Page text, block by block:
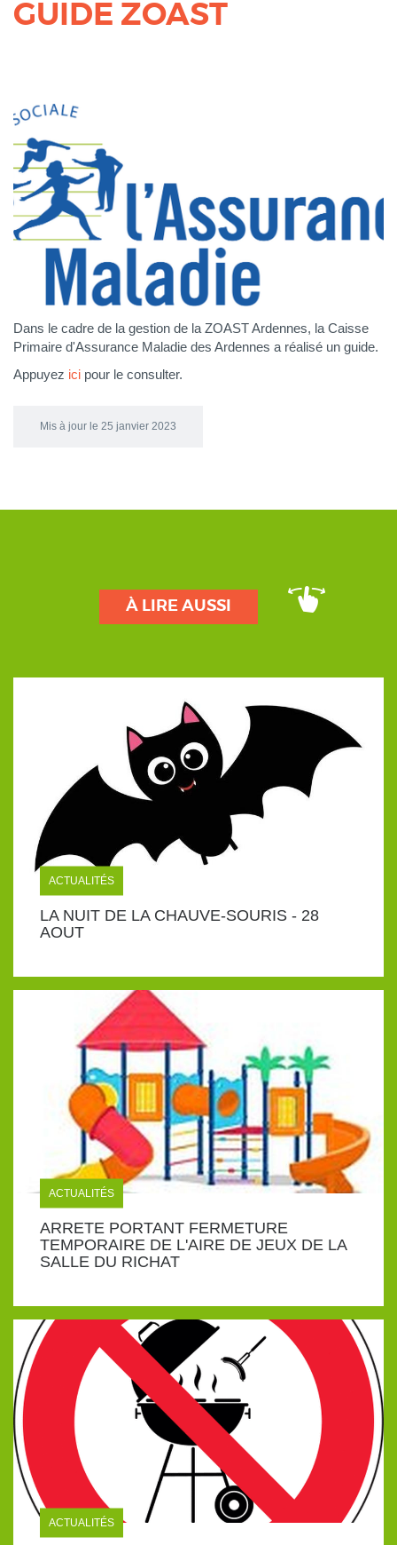
GUIDE ZOAST
Dans le cadre de la gestion de la ZOAST Ardennes, la Caisse
Primaire d'Assurance Maladie des Ardennes a réalisé un guide.
Appuyez ici pour le consulter.
Mis à jour le 25 janvier 2023
À LIRE AUSSI
ACTUALITÉS
LA NUIT DE LA CHAUVE-SOURIS - 28
AOUT
ACTUALITÉS
ARRETE PORTANT FERMETURE
TEMPORAIRE DE L'AIRE DE JEUX DE LA
SALLE DU RICHAT
ACTUALITÉS